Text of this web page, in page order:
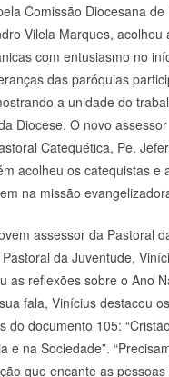
Comissão Diocesana de
Vilela Marques, acolheu
com entusiasmo no
das paróquias
a unidade do
Diocese. O novo assessor
Catequética, Pe.
acolheu os catequistas e
na missão
assessor da Pastoral
da Juventude,
as reflexões sobre o Ano
fala, Vinícius destacou os
do documento 105:
e na Sociedade”.
que encante as pessoas